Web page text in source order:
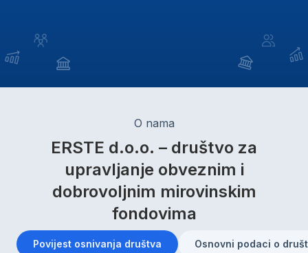
O nama
ERSTE d.o.o. – društvo za
upravljanje obveznim i
dobrovoljnim mirovinskim
fondovima
Povijest osnivanja društva Osnovni podaci o